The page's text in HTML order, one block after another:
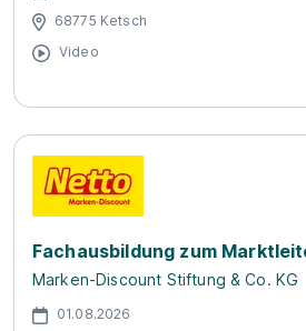
68775 Ketsch
Video
Fachausbildung zum
Marken-Discount Stiftung & Co. KG
01.08.2026